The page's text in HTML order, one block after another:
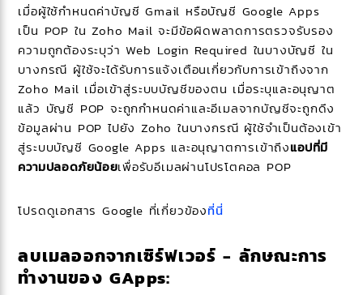
เมื่อผู้ใช้กำหนดค่าบัญชี Gmail หรือบัญชี Google Apps
เป็น POP ใน Zoho Mail จะมีข้อผิดพลาดการตรวจรับรอง
ความถูกต้องระบุว่า Web Login Required ในบางบัญชี ใน
บางกรณี ผู้ใช้จะได้รับการแจ้งเตือนเกี่ยวกับการเข้าถึงจาก
Zoho Mail เมื่อเข้าสู่ระบบบัญชีของตน เมื่อระบุและอนุญาต
แล้ว บัญชี POP จะถูกกำหนดค่าและอีเมลจากบัญชีจะถูกดึง
ข้อมูลผ่าน POP ไปยัง Zoho ในบางกรณี ผู้ใช้จำเป็นต้องเข้า
สู่ระบบบัญชี Google Apps และอนุญาตการเข้าถึงแอปที่มี
ความปลอดภัยน้อยเพื่อรับอีเมลผ่านโปรโตคอล POP
โปรดดูเอกสาร Google ที่เกี่ยวข้องที่นี่
ลบเมลออกจากเซิร์ฟเวอร์ - ลักษณะการ
ทำงานของ GApps: